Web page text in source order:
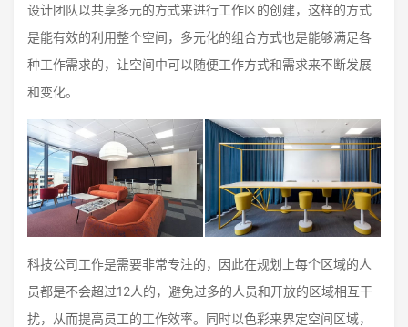
设计团队以共享多元的方式来进行工作区的创建，这样的方式
是能有效的利用整个空间，多元化的组合方式也是能够满足各
种工作需求的，让空间中可以随便工作方式和需求来不断发展
和变化。
科技公司工作是需要非常专注的，因此在规划上每个区域的人
员都是不会超过12人的，避免过多的人员和开放的区域相互干
扰，从而提高员工的工作效率。同时以色彩来界定空间区域，